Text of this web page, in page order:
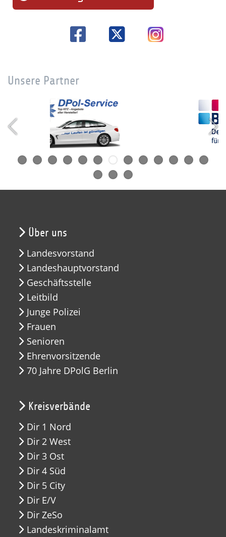
Unsere Partner
Über uns
Landesvorstand
Landeshauptvorstand
Geschäftsstelle
Leitbild
Junge Polizei
Frauen
Senioren
Ehrenvorsitzende
70 Jahre DPolG Berlin
Kreisverbände
Dir 1 Nord
Dir 2 West
Dir 3 Ost
Dir 4 Süd
Dir 5 City
Dir E/V
Dir ZeSo
Landeskriminalamt